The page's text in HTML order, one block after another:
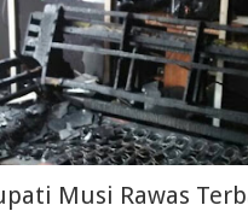
Musi Rawas